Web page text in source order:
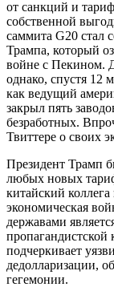
от санкций и
собственной
саммита G20 стал
Трампа, который
войне с Пекином.
однако, спустя 12
как ведущий
закрыл пять
безработных.
Твиттере о своих
Президент Трамп
любых новых
китайский
экономическая
державами
подчеркивает
дедолларизации,
гегемонии.